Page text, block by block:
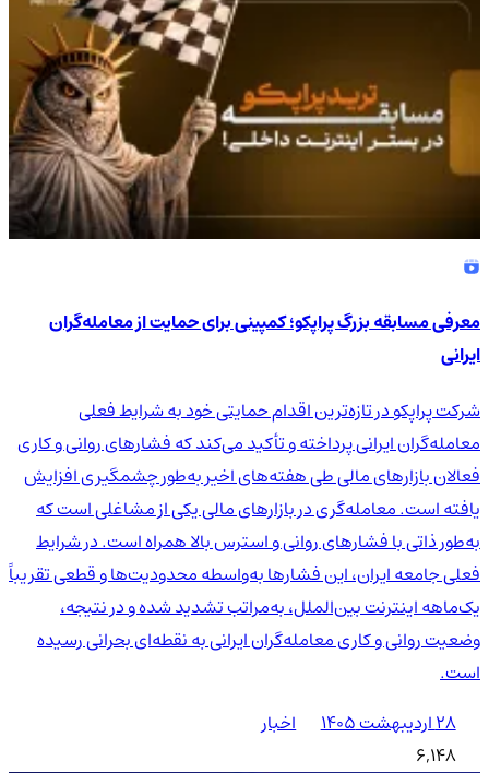
معرفی مسابقه بزرگ پراپکو؛ کمپینی برای حمایت از معامله‌گران
ایرانی
شرکت پراپکو در تازه‌ترین اقدام حمایتی خود به شرایط فعلی
معامله‌گران ایرانی پرداخته و تأکید می‌کند که فشارهای روانی و کاری
فعالان بازارهای مالی طی هفته‌های اخیر به‌طور چشمگیری افزایش
یافته است. معامله‌گری در بازارهای مالی یکی از مشاغلی است که
به‌طور ذاتی با فشارهای روانی و استرس بالا همراه است. در شرایط
فعلی جامعه ایران، این فشارها به‌واسطه محدودیت‌ها و قطعی تقریباً
یک‌ماهه اینترنت بین‌الملل، به‌مراتب تشدید شده و در نتیجه،
وضعیت روانی و کاری معامله‌گران ایرانی به نقطه‌ای بحرانی رسیده
است.
۲۸ اردیبهشت ۱۴۰۵
اخبار
6,148